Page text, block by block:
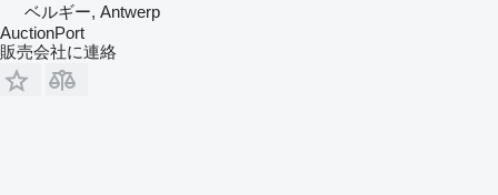
ベルギー, Antwerp
AuctionPort
販売会社に連絡